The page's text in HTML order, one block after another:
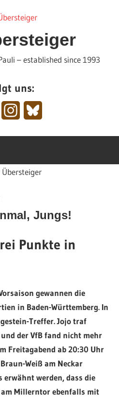
– established since 1993
uns:
FacebookInstagram
Jungs!
Punkte in
gewannen die
in Baden-Württemberg. In
Treffer. Jojo traf
der VfB fand nicht mehr
Freitagabend ab 20:30 Uhr
Weiß am Neckar
werden, dass die
am Millerntor ebenfalls mit